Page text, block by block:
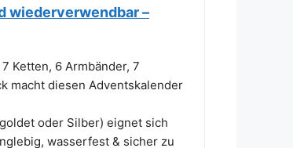
wiederverwendbar –
Ketten, 6 Armbänder, 7
macht diesen Adventskalender
oder Silber) eignet sich
wasserfest & sicher zu